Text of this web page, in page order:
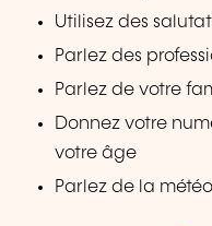
Utilisez des
Parlez des
Parlez de votre
Donnez votre
votre âge
Parlez de la météo